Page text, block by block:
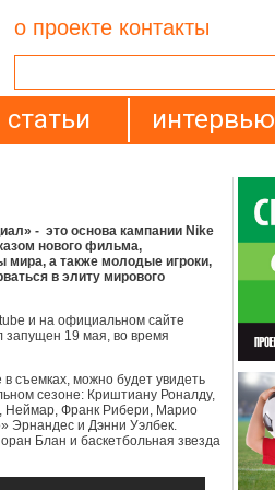
о проекте контакты
статьи интервью
- это основа кампании Nike
нового фильма,
мира, а также молодые игроки,
в элиту мирового
и на официальном сайте
запущен 19 мая, во время
съемках, можно будет увидеть
сезоне: Криштиану Роналду,
Неймар, Франк Рибери, Марио
Эрнандес и Дэнни Уэлбек.
Блан и баскетбольная звезда